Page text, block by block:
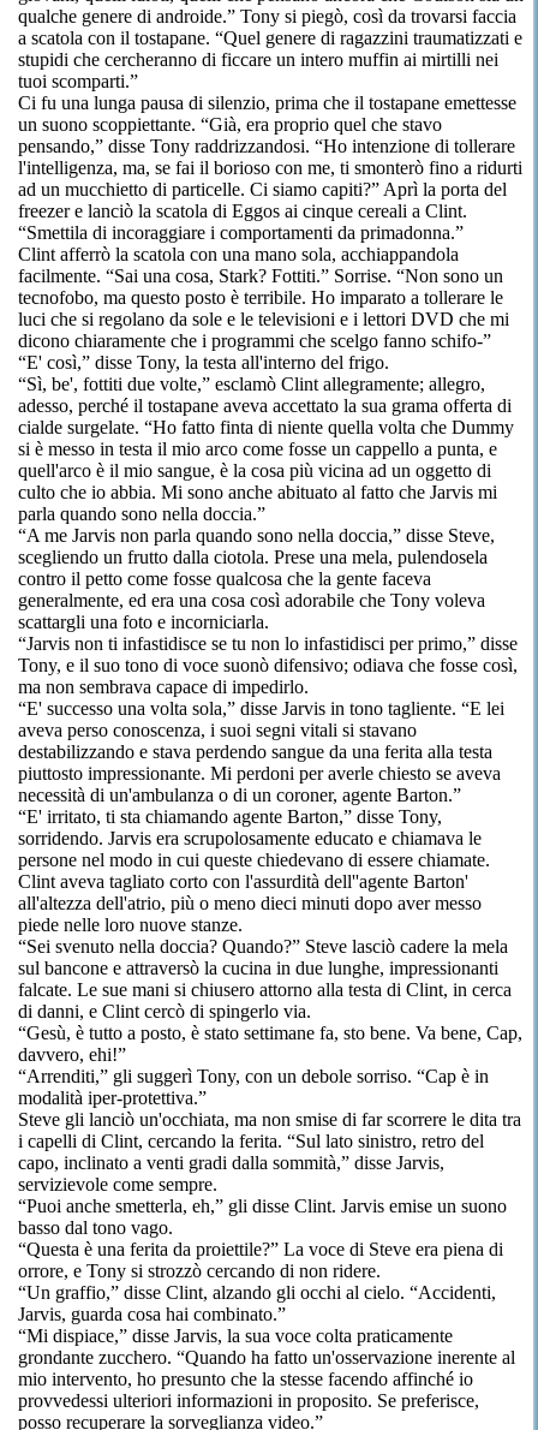
qualche genere di androide.” Tony si piegò, così da trovarsi faccia
a scatola con il tostapane. “Quel genere di ragazzini traumatizzati e
stupidi che cercheranno di ficcare un intero muffin ai mirtilli nei
tuoi scomparti.”
Ci fu una lunga pausa di silenzio, prima che il tostapane emettesse
un suono scoppiettante. “Già, era proprio quel che stavo
pensando,” disse Tony raddrizzandosi. “Ho intenzione di tollerare
l'intelligenza, ma, se fai il borioso con me, ti smonterò fino a ridurti
ad un mucchietto di particelle. Ci siamo capiti?” Aprì la porta del
freezer e lanciò la scatola di Eggos ai cinque cereali a Clint.
“Smettila di incoraggiare i comportamenti da primadonna.”
Clint afferrò la scatola con una mano sola, acchiappandola
facilmente. “Sai una cosa, Stark? Fottiti.” Sorrise. “Non sono un
tecnofobo, ma questo posto è terribile. Ho imparato a tollerare le
luci che si regolano da sole e le televisioni e i lettori DVD che mi
dicono chiaramente che i programmi che scelgo fanno schifo-”
“E' così,” disse Tony, la testa all'interno del frigo.
“Sì, be', fottiti due volte,” esclamò Clint allegramente; allegro,
adesso, perché il tostapane aveva accettato la sua grama offerta di
cialde surgelate. “Ho fatto finta di niente quella volta che Dummy
si è messo in testa il mio arco come fosse un cappello a punta, e
quell'arco è il mio sangue, è la cosa più vicina ad un oggetto di
culto che io abbia. Mi sono anche abituato al fatto che Jarvis mi
parla quando sono nella doccia.”
“A me Jarvis non parla quando sono nella doccia,” disse Steve,
scegliendo un frutto dalla ciotola. Prese una mela, pulendosela
contro il petto come fosse qualcosa che la gente faceva
generalmente, ed era una cosa così adorabile che Tony voleva
scattargli una foto e incorniciarla.
“Jarvis non ti infastidisce se tu non lo infastidisci per primo,” disse
Tony, e il suo tono di voce suonò difensivo; odiava che fosse così,
ma non sembrava capace di impedirlo.
“E' successo una volta sola,” disse Jarvis in tono tagliente. “E lei
aveva perso conoscenza, i suoi segni vitali si stavano
destabilizzando e stava perdendo sangue da una ferita alla testa
piuttosto impressionante. Mi perdoni per averle chiesto se aveva
necessità di un'ambulanza o di un coroner, agente Barton.”
“E' irritato, ti sta chiamando agente Barton,” disse Tony,
sorridendo. Jarvis era scrupolosamente educato e chiamava le
persone nel modo in cui queste chiedevano di essere chiamate.
Clint aveva tagliato corto con l'assurdità dell''agente Barton'
all'altezza dell'atrio, più o meno dieci minuti dopo aver messo
piede nelle loro nuove stanze.
“Sei svenuto nella doccia? Quando?” Steve lasciò cadere la mela
sul bancone e attraversò la cucina in due lunghe, impressionanti
falcate. Le sue mani si chiusero attorno alla testa di Clint, in cerca
di danni, e Clint cercò di spingerlo via.
“Gesù, è tutto a posto, è stato settimane fa, sto bene. Va bene, Cap,
davvero, ehi!”
“Arrenditi,” gli suggerì Tony, con un debole sorriso. “Cap è in
modalità iper-protettiva.”
Steve gli lanciò un'occhiata, ma non smise di far scorrere le dita tra
i capelli di Clint, cercando la ferita. “Sul lato sinistro, retro del
capo, inclinato a venti gradi dalla sommità,” disse Jarvis,
servizievole come sempre.
“Puoi anche smetterla, eh,” gli disse Clint. Jarvis emise un suono
basso dal tono vago.
“Questa è una ferita da proiettile?” La voce di Steve era piena di
orrore, e Tony si strozzò cercando di non ridere.
“Un graffio,” disse Clint, alzando gli occhi al cielo. “Accidenti,
Jarvis, guarda cosa hai combinato.”
“Mi dispiace,” disse Jarvis, la sua voce colta praticamente
grondante zucchero. “Quando ha fatto un'osservazione inerente al
mio intervento, ho presunto che la stesse facendo affinché io
provvedessi ulteriori informazioni in proposito. Se preferisce,
posso recuperare la sorveglianza video.”